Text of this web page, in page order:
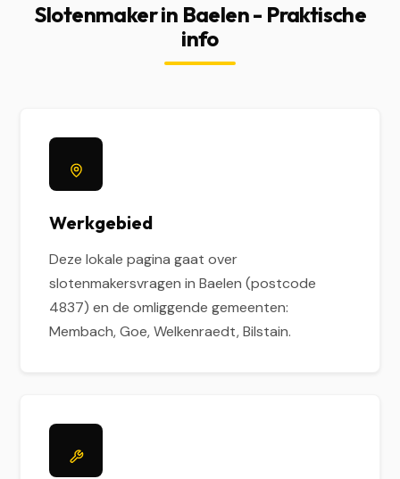
Slotenmaker in Baelen - Praktische
info
Werkgebied
Deze lokale pagina gaat over
slotenmakersvragen in Baelen (postcode
4837) en de omliggende gemeenten:
Membach, Goe, Welkenraedt, Bilstain.